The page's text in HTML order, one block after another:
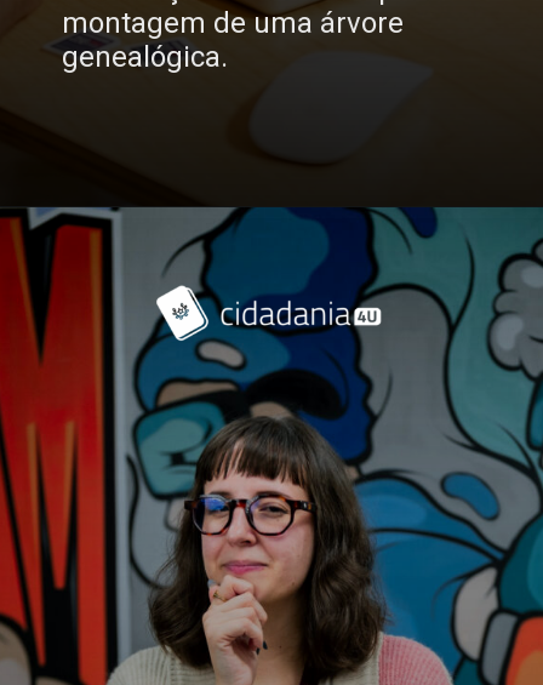
montagem de uma árvore
genealógica.